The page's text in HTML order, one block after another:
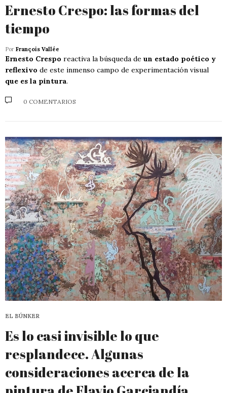
Ernesto Crespo: las formas del
tiempo
Por François Vallée
Ernesto Crespo reactiva la búsqueda de un estado poético y
reflexivo de este inmenso campo de experimentación visual
que es la pintura.
0 COMENTARIOS
EL BÚNKER
Es lo casi invisible lo que
resplandece. Algunas
consideraciones acerca de la